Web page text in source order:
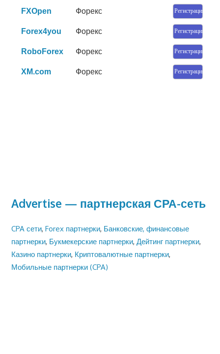
FXOpen Форекс Регистрация
Forex4you Форекс Регистрация
RoboForex Форекс Регистрация
XM.com Форекс Регистрация
Advertise — партнерская СРА-сеть
CPA сети, Forex партнерки, Банковские, финансовые
партнерки, Букмекерские партнерки, Дейтинг партнерки,
Казино партнерки, Криптовалютные партнерки,
Мобильные партнерки (CPA)